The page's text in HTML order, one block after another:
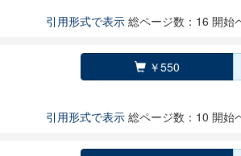
引用形式で表示 総ページ数：16 開始
￥550
引用形式で表示 総ページ数：10 開始